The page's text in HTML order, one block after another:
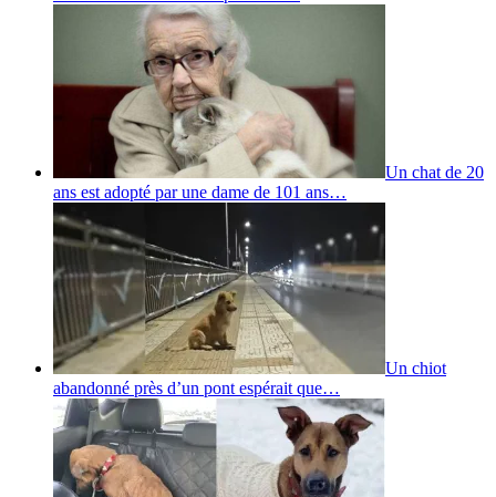
Un chat de 20
ans est adopté par une dame de 101 ans…
Un chiot
abandonné près d’un pont espérait que…